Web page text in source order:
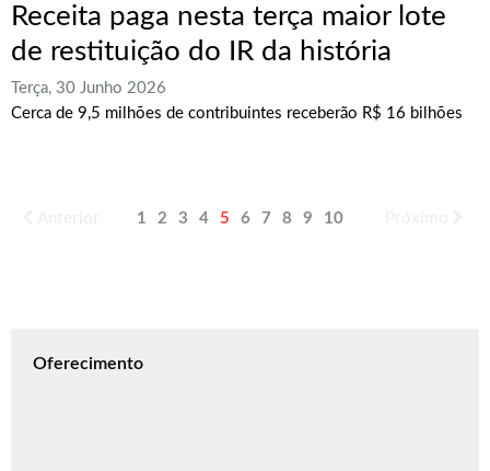
Receita paga nesta terça maior lote
de restituição do IR da história
Terça, 30 Junho 2026
Cerca de 9,5 milhões de contribuintes receberão R$ 16 bilhões
1 2 3 4 5 6 7 8 9 10
Oferecimento